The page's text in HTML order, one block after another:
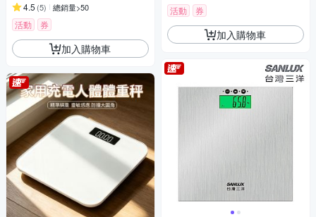
4.5 (5) 總銷量>50
活動 券
加入購物車
活動 券
加入購物車